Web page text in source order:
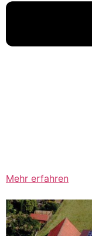
Mehr erfahren